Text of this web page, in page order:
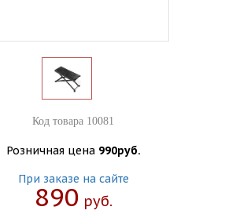
Код товара 10081
Розничная цена 990руб.
При заказе на сайте
890 Руб.